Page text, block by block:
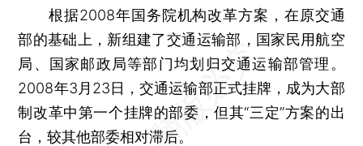
根据2008年国务院机构改革方案，在原交通
部的基础上，新组建了交通运输部，国家民用航空
局、国家邮政局等部门均划归交通运输部管理。
2008年3月23日，交通运输部正式挂牌，成为大部
制改革中第一个挂牌的部委，但其“三定”方案的出
台，较其他部委相对滞后。